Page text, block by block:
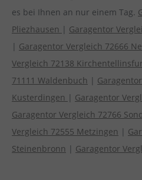
es bei Ihnen an nur einem Tag.
Pliezhausen | Garagentor
| Garagentor Vergleich 72666
Vergleich 72138
71111 Waldenbuch |
Kusterdingen | Garagentor
Garagentor Vergleich 72766
Vergleich 72555 Metzingen |
Steinenbronn | Garagentor